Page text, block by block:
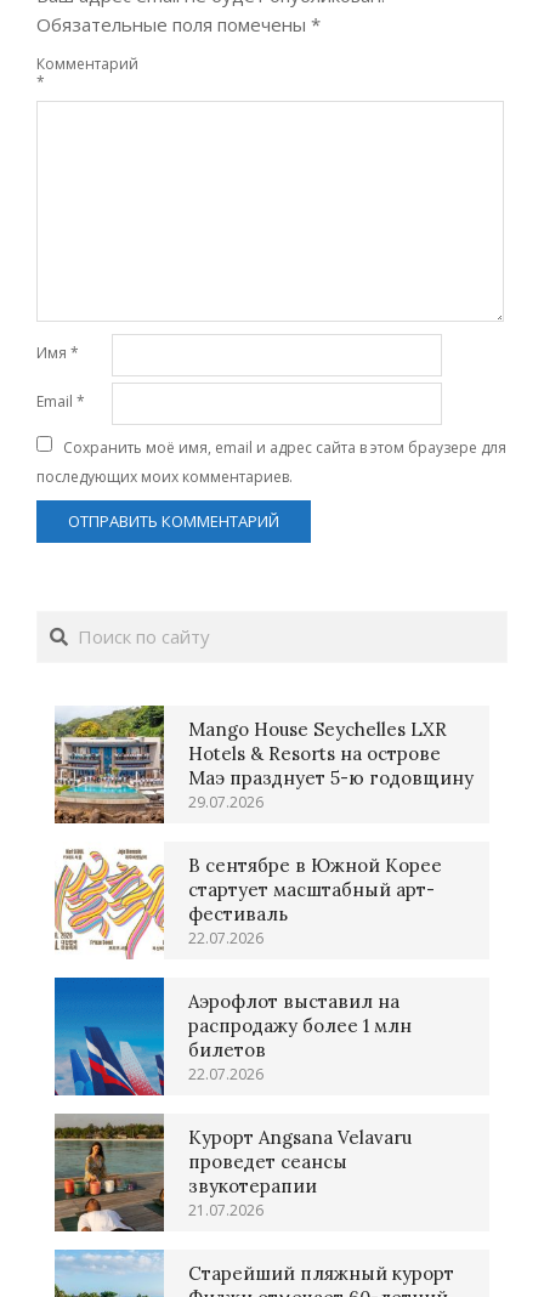
Обязательные поля помечены *
Комментарий
*
Имя *
Email *
Сохранить моё имя, email и адрес сайта в этом браузере для
последующих моих комментариев.
Поиск
Mango House Seychelles LXR
Hotels & Resorts на острове
Маэ празднует 5-ю годовщину
29.07.2026
В сентябре в Южной Корее
стартует масштабный арт-
фестиваль
22.07.2026
Аэрофлот выставил на
распродажу более 1 млн
билетов
22.07.2026
Курорт Angsana Velavaru
проведет сеансы
звукотерапии
21.07.2026
Старейший пляжный курорт